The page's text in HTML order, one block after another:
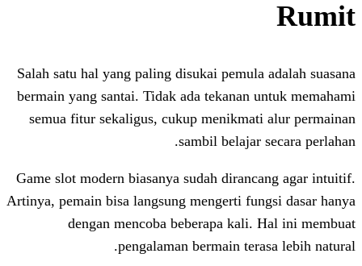
Salah satu hal yang paling disukai
bermain yang santai. Tidak ada tekanan
semua fitur sekaligus, cukup
sambil
Game slot modern biasanya sudah
Artinya, pemain bisa langsung mengerti
dengan mencoba beberapa
pengalaman bermain